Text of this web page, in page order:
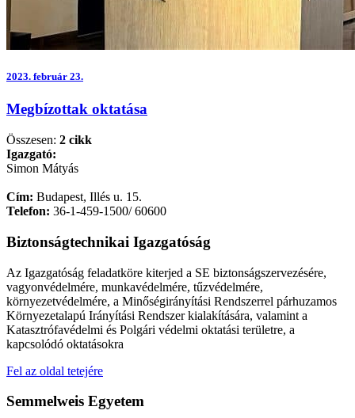
2023. február 23.
Megbízottak oktatása
Összesen: 2 cikk
Igazgató:
Simon Mátyás
Cím: Budapest, Illés u. 15.
Telefon: 36-1-459-1500/ 60600
Biztonságtechnikai Igazgatóság
Az Igazgatóság feladatköre kiterjed a SE biztonságszervezésére,
vagyonvédelmére, munkavédelmére, tűzvédelmére,
környezetvédelmére, a Minőségirányítási Rendszerrel párhuzamos
Környezetalapú Irányítási Rendszer kialakítására, valamint a
Katasztrófavédelmi és Polgári védelmi oktatási területre, a
kapcsolódó oktatásokra
Fel az oldal tetejére
Semmelweis Egyetem